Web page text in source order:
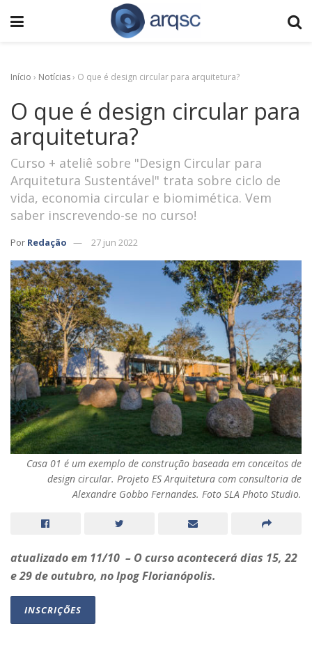
Início › Notícias› O que é design circular para arquitetura?
O que é design circular para
arquitetura?
Curso + ateliê sobre "Design Circular para
Arquitetura Sustentável" trata sobre ciclo de
vida, economia circular e biomimética. Vem
saber inscrevendo-se no curso!
Por Redação 27 jun 2022
Casa 01 é um exemplo de construção baseada em conceitos de
design circular. Projeto ES Arquitetura com consultoria de
Alexandre Gobbo Fernandes. Foto SLA Photo Studio.
atualizado em 11/10 – O curso acontecerá dias 15, 22
e 29 de outubro, no Ipog Florianópolis.
INSCRIÇÕES